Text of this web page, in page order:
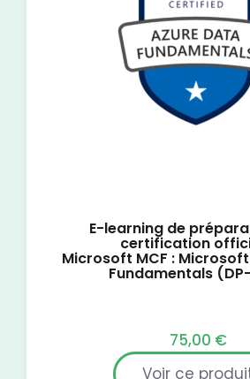
E-learning de
certification
Microsoft MCF :
Fundamentals
75,00 €
Voir ce